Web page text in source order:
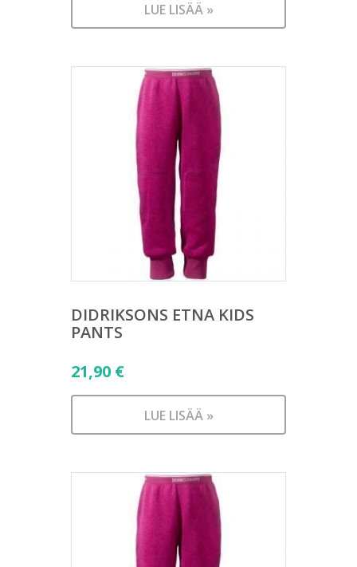
LUE LISÄÄ »
DIDRIKSONS ETNA KIDS
PANTS
21,90 €
LUE LISÄÄ »